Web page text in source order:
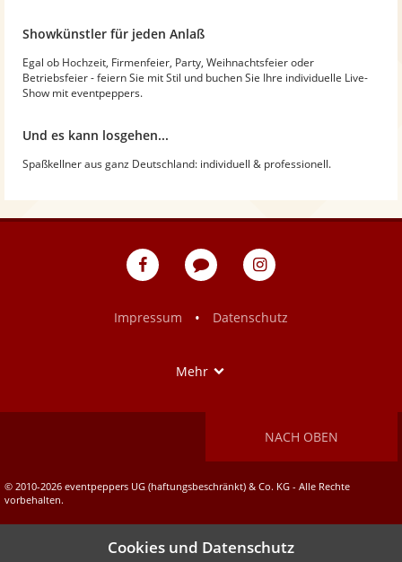
Showkünstler für jeden Anlaß
Egal ob Hochzeit, Firmenfeier, Party, Weihnachtsfeier oder
Betriebsfeier - feiern Sie mit Stil und buchen Sie Ihre individuelle Live-
Show mit eventpeppers.
Und es kann losgehen...
Spaßkellner aus ganz Deutschland: individuell & professionell.
eventpeppers
Blog
eventpeppers
Impressum
• Datenschutz
Mehr
NACH OBEN
© 2010-2026 eventpeppers UG (haftungsbeschränkt) & Co. KG - Alle Rechte
vorbehalten.
Cookies und Datenschutz